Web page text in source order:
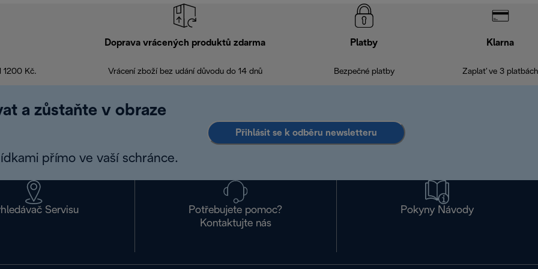
1200 Kč.
Doprava vrácených produktů zdarma
Vrácení zboží bez udání důvodu do 14 dnů
Platby
Bezpečné platby
Klarna
Zaplať ve 3 platbách
a zůstaňte v obraze
přímo ve vaší schránce.
Přihlásit se k odběru newsletteru
Servisu
Potřebujete pomoc?
Kontaktujte nás
Pokyny Návody